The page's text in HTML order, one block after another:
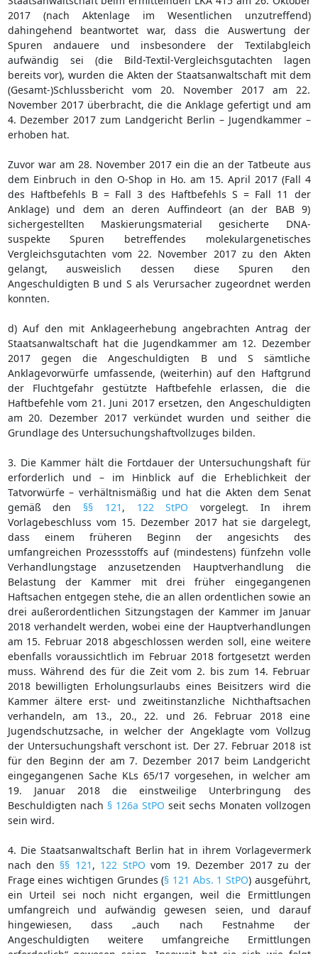
2017 (nach Aktenlage im Wesentlichen unzutreffend)
dahingehend beantwortet war, dass die Auswertung der
Spuren andauere und insbesondere der Textilabgleich
aufwändig sei (die Bild-Textil-Vergleichsgutachten lagen
bereits vor), wurden die Akten der Staatsanwaltschaft mit dem
(Gesamt-)Schlussbericht vom 20. November 2017 am 22.
November 2017 überbracht, die die Anklage gefertigt und am
4. Dezember 2017 zum Landgericht Berlin – Jugendkammer –
erhoben hat.
Zuvor war am 28. November 2017 ein die an der Tatbeute aus
dem Einbruch in den O-Shop in Ho. am 15. April 2017 (Fall 4
des Haftbefehls B = Fall 3 des Haftbefehls S = Fall 11 der
Anklage) und dem an deren Auffindeort (an der BAB 9)
sichergestellten Maskierungsmaterial gesicherte DNA-
suspekte Spuren betreffendes molekulargenetisches
Vergleichsgutachten vom 22. November 2017 zu den Akten
gelangt, ausweislich dessen diese Spuren den
Angeschuldigten B und S als Verursacher zugeordnet werden
konnten.
d) Auf den mit Anklageerhebung angebrachten Antrag der
Staatsanwaltschaft hat die Jugendkammer am 12. Dezember
2017 gegen die Angeschuldigten B und S sämtliche
Anklagevorwürfe umfassende, (weiterhin) auf den Haftgrund
der Fluchtgefahr gestützte Haftbefehle erlassen, die die
Haftbefehle vom 21. Juni 2017 ersetzen, den Angeschuldigten
am 20. Dezember 2017 verkündet wurden und seither die
Grundlage des Untersuchungshaftvollzuges bilden.
3. Die Kammer hält die Fortdauer der Untersuchungshaft für
erforderlich und – im Hinblick auf die Erheblichkeit der
Tatvorwürfe – verhältnismäßig und hat die Akten dem Senat
gemäß den §§ 121 , 122 StPO vorgelegt. In ihrem
Vorlagebeschluss vom 15. Dezember 2017 hat sie dargelegt,
dass einem früheren Beginn der angesichts des
umfangreichen Prozessstoffs auf (mindestens) fünfzehn volle
Verhandlungstage anzusetzenden Hauptverhandlung die
Belastung der Kammer mit drei früher eingegangenen
Haftsachen entgegen stehe, die an allen ordentlichen sowie an
drei außerordentlichen Sitzungstagen der Kammer im Januar
2018 verhandelt werden, wobei eine der Hauptverhandlungen
am 15. Februar 2018 abgeschlossen werden soll, eine weitere
ebenfalls voraussichtlich im Februar 2018 fortgesetzt werden
muss. Während des für die Zeit vom 2. bis zum 14. Februar
2018 bewilligten Erholungsurlaubs eines Beisitzers wird die
Kammer ältere erst- und zweitinstanzliche Nichthaftsachen
verhandeln, am 13., 20., 22. und 26. Februar 2018 eine
Jugendschutzsache, in welcher der Angeklagte vom Vollzug
der Untersuchungshaft verschont ist. Der 27. Februar 2018 ist
für den Beginn der am 7. Dezember 2017 beim Landgericht
eingegangenen Sache KLs 65/17 vorgesehen, in welcher am
19. Januar 2018 die einstweilige Unterbringung des
Beschuldigten nach § 126a StPO seit sechs Monaten vollzogen
sein wird.
4. Die Staatsanwaltschaft Berlin hat in ihrem Vorlagevermerk
nach den §§ 121 , 122 StPO vom 19. Dezember 2017 zu der
Frage eines wichtigen Grundes (§ 121 Abs. 1 StPO) ausgeführt,
ein Urteil sei noch nicht ergangen, weil die Ermittlungen
umfangreich und aufwändig gewesen seien, und darauf
hingewiesen, dass „auch nach Festnahme der
Angeschuldigten weitere umfangreiche Ermittlungen